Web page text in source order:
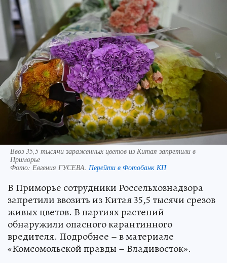
Ввоз 35,5 тысячи зараженных цветов из Китая запретили в
Приморье
Фото: Евгения ГУСЕВА. Перейти в Фотобанк КП
В Приморье сотрудники Россельхознадзора
запретили ввозить из Китая 35,5 тысячи срезов
живых цветов. В партиях растений
обнаружили опасного карантинного
вредителя. Подробнее – в материале
«Комсомольской правды – Владивосток».